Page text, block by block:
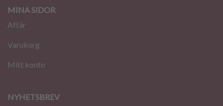
MINA SIDOR
Affär
Varukorg
Mitt konto
NYHETSBREV